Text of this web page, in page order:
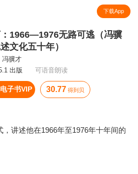
下载App
1966—1976无路可逃（冯骥
文化五十年）
冯骥才
出版
可语音朗读
子书VIP 30.77 得到贝
讲述他在1966年至1976年十年间的